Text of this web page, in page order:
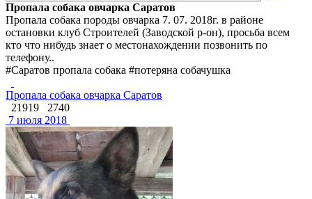
Пропала собака овчарка Саратов
Пропала собака породы овчарка 7. 07. 2018г. в районе
остановки клуб Строителей (Заводской р-он), просьба всем
кто что нибудь знает о местонахождении позвонить по
телефону..
#Саратов пропала собака #потеряна собачушка
Пропала собака овчарка Саратов
21919
2740
7 июля 2018